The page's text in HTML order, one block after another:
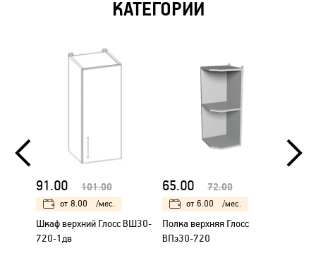
КАТЕГОРИИ
91.00 101.00
от 8.00 /мес.
Шкаф верхний Глосс ВШ30-
720-1дв
65.00 72.00
от 6.00 /мес.
Полка верхняя Глосс
ВПз30-720